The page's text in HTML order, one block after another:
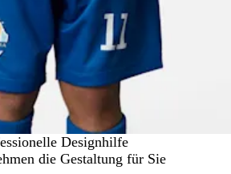
Designhilfe
die Gestaltung für Sie